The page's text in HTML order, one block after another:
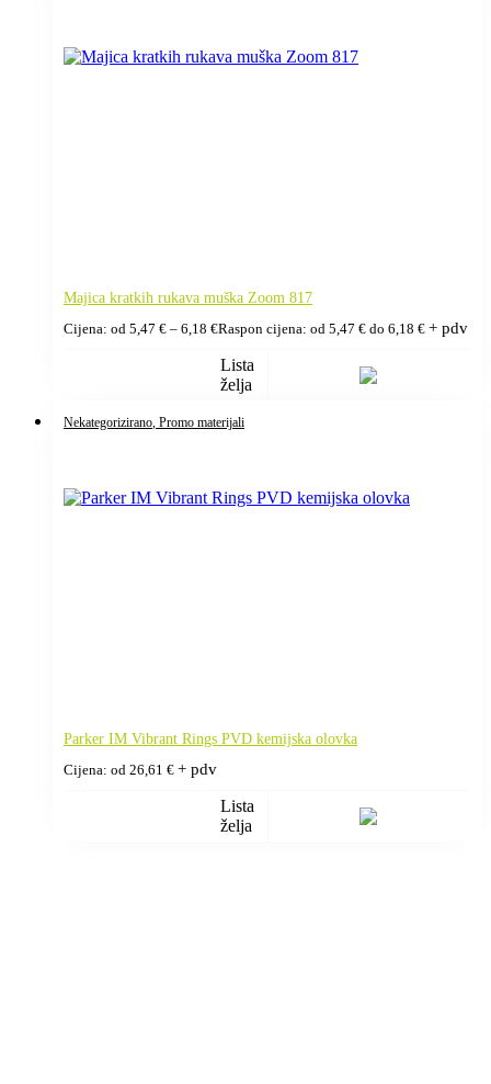
Majica kratkih rukava muška Zoom 817
Cijena: od 5,47 € – 6,18 €Raspon cijena: od 5,47 € do 6,18 € + pdv
Lista
želja
Nekategorizirano , Promo materijali
Parker IM Vibrant Rings PVD kemijska olovka
Cijena: od 26,61 € + pdv
Lista
želja